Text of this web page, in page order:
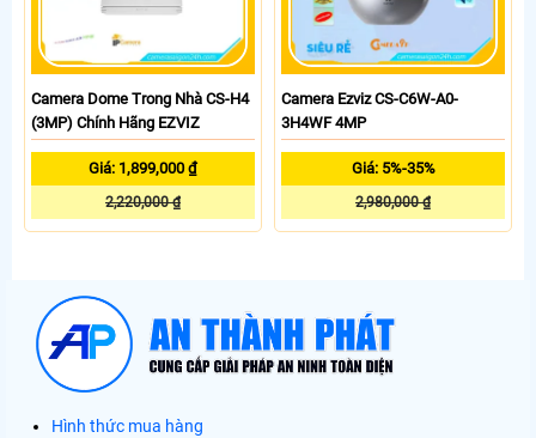
Camera Dome Trong Nhà CS-H4
(3MP) Chính Hãng EZVIZ
Giá: 1,899,000 ₫
2,220,000 ₫
Camera Ezviz CS-C6W-A0-
3H4WF 4MP
Giá: 5%-35%
2,980,000 ₫
Hình thức mua hàng